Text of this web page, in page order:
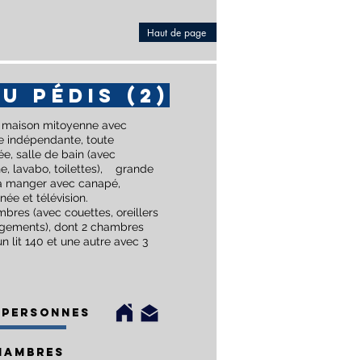
Haut de page
PÉDIS (2)
mitoyenne avec
indépendante, toute
salle de bain (avec
lavabo, toilettes), grande
manger avec canapé,
et télévision.
(avec couettes, oreillers
dont 2 chambres
lit 140 et une autre avec 3